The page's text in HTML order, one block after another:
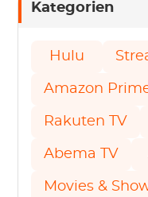
Kategorien
Hulu
Amazon
Rakuten TV
Abema TV
Movies &